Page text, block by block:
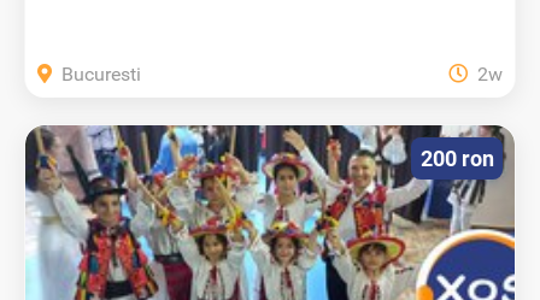
Bucuresti 2w
200 ron